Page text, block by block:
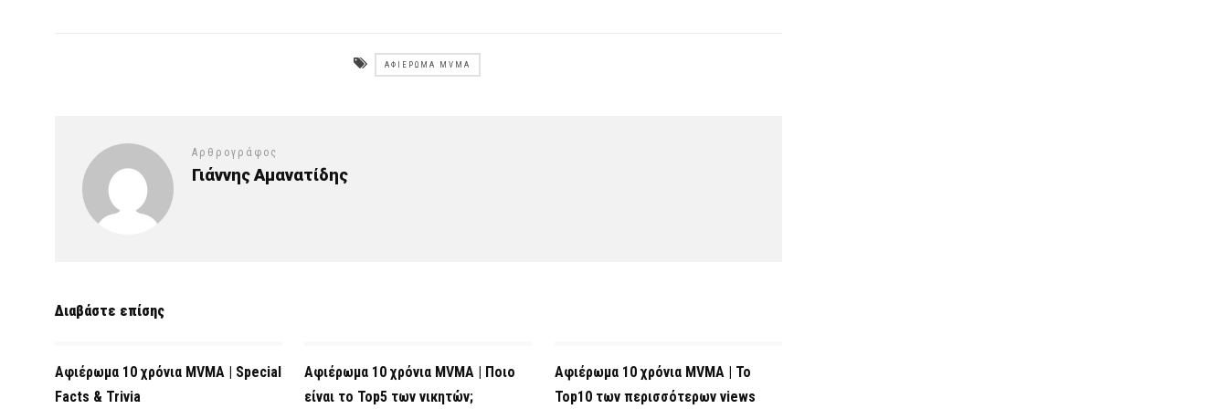
ΑΦΙΈΡΩΜΑ MVMA
Αρθρογράφος
Γιάννης Αμανατίδης
Διαβάστε επίσης
Αφιέρωμα 10 χρόνια MVMA | Special
Facts & Trivia
Αφιέρωμα 10 χρόνια MVMA | Ποιο
είναι το Top5 των νικητών;
Αφιέρωμα 10 χρόνια MVMA | Το
Top10 των περισσότερων views